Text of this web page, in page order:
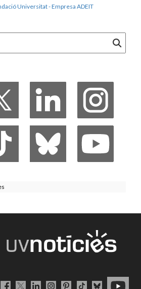
Universitat - Empresa ADEIT